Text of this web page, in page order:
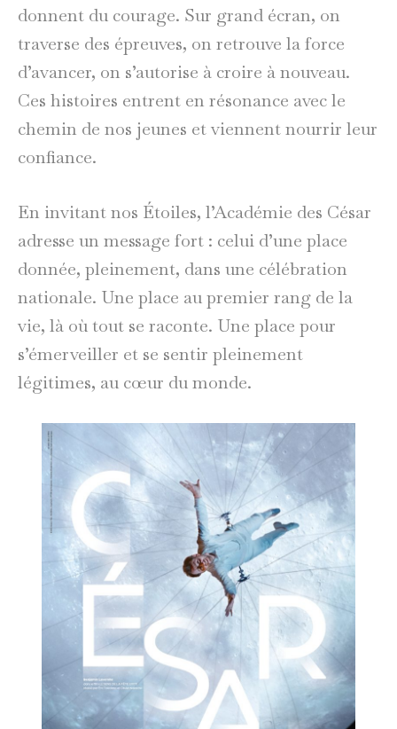
donnent du courage. Sur grand écran, on
traverse des épreuves, on retrouve la force
d’avancer, on s’autorise à croire à nouveau.
Ces histoires entrent en résonance avec le
chemin de nos jeunes et viennent nourrir leur
confiance.
En invitant nos Étoiles, l’Académie des César
adresse un message fort : celui d’une place
donnée, pleinement, dans une célébration
nationale. Une place au premier rang de la
vie, là où tout se raconte. Une place pour
s’émerveiller et se sentir pleinement
légitimes, au cœur du monde.